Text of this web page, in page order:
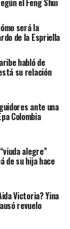
por mostrar la
no dormir pero
oportunidad
el Feng Shui
será la
de la Espriella
habló de
su relación
ante una
Colombia
alegre”
de su hija hace
Victoria? Yina
revuelo